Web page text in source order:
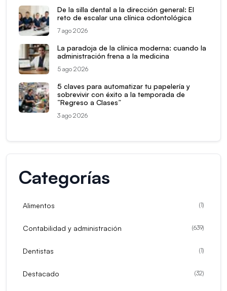
De la silla dental a la dirección general: El
reto de escalar una clínica odontológica
7 ago 2026
La paradoja de la clínica moderna: cuando la
administración frena a la medicina
5 ago 2026
5 claves para automatizar tu papelería y
sobrevivir con éxito a la temporada de
“Regreso a Clases”
3 ago 2026
Categorías
Alimentos (1)
Contabilidad y administración (639)
Dentistas (1)
Destacado (32)